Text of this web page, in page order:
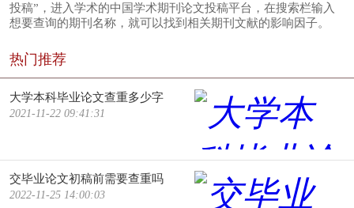
投稿”，进入学术的中国学术期刊论文投稿平台，在搜索栏输入
想要查询的期刊名称，就可以找到相关期刊文献的影响因子。
热门推荐
大学本科毕业论文查重多少字
2021-11-22 09:41:31
交毕业论文初稿前需要查重吗
2022-11-25 14:00:03